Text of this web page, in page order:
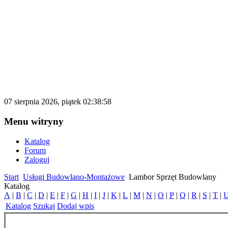
07 sierpnia 2026, piątek 02:38:58
Menu witryny
Katalog
Forum
Zaloguj
Start Usługi Budowlano-Montażowe Lambor Sprzęt Budowlany
Katalog
A | B | C | D | E | F | G | H | I | J | K | L | M | N | O | P | Q | R | S | T |
Katalog Szukaj Dodaj wpis